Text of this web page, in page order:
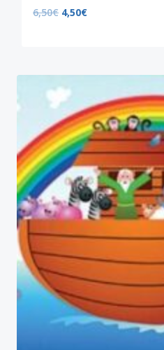
6,50€ 4,50€